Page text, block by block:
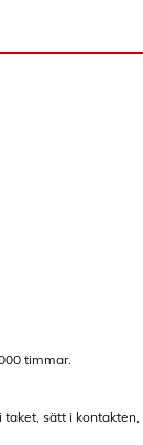
timmar.
sätt i